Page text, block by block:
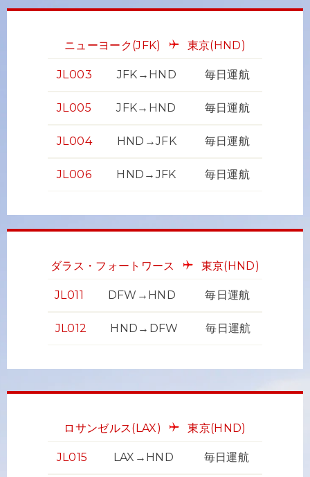
ニューヨーク(JFK) 東京(HND)
JL003 JFK→HND 毎日運航
JL005 JFK→HND 毎日運航
JL004 HND→JFK 毎日運航
JL006 HND→JFK 毎日運航
ダラス・フォートワース 東京(HND)
JL011 DFW→HND 毎日運航
JL012 HND→DFW 毎日運航
ロサンゼルス(LAX) 東京(HND)
JL015 LAX→HND 毎日運航